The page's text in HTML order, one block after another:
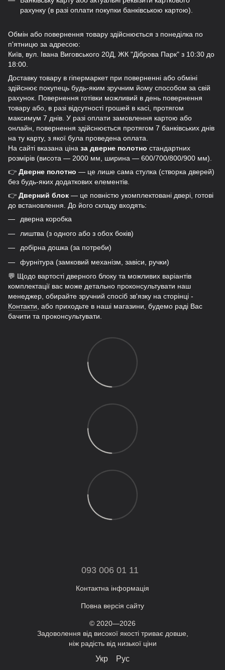
рахунку (в разі оплати покупки банківською картою).
Обмін або повернення товару здійснюється з понеділка по
п'ятницю за адресою:
Київ, вул. Івана Виговського 20Д, ЖК "Діброва Парк" з 10:30 до
18:00.
Доставку товару в гіпермаркет при поверненні або обміні
здійснює покупець будь-яким зручним йому способом за свій
рахунок. Повернення готівки можливий в день повернення
товару або, в разі відсутності грошей в касі, протягом
максимум 7 днів. У разі оплати замовлення картою або
онлайн, повернення здійснюється протягом 7 банківських днів
на ту карту, з якої була проведена оплата.
На сайті вказана ціна за дверне полотно стандартних
розмірів (висота — 2000 мм, ширина — 600/700/800/900 мм).
👉 Дверне полотно — це лише сама стулка (створка дверей)
без будь-яких додаткових елементів.
👉 Дверний блок — це повністю укомплектовані двері, готові
до встановлення. До його складу входять:
дверна коробка
лиштва (з одного або з обох боків)
добірна дошка (за потреби)
фурнітура (замковий механізм, завіси, ручки)
💬 Щодо вартості дверного блоку та можливих варіантів
комплектації вас може детально проконсультувати наш
менеджер, обирайте зручний спосіб зв'язку на сторінці -
Контакти , або приходьте в наші магазини, будемо раді Вас
бачити та проконсультувати.
093 006 01 11
Контактна інформація
Повна версія сайту
© 2020—2026
Задоволення від високої якості триває довше,
ніж радість від низької ціни
Укр Рус